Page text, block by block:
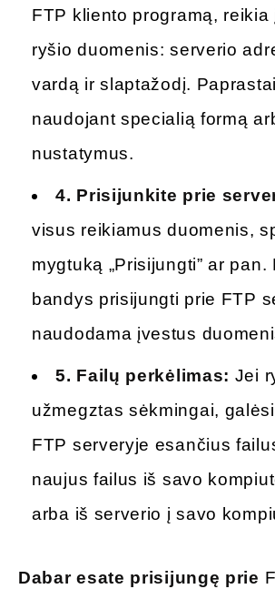
FTP kliento programą,
ryšio duomenis: serverio
vardą ir slaptažodį.
naudojant specialią formą
nustatymus.
4. Prisijunkite prie
visus reikiamus duomenis,
mygtuką „Prisijungti” ar pan.
bandys prisijungti prie FTP
naudodama įvestus
5. Failų perkėlimas: Jei
užmegztas sėkmingai,
FTP serveryje esančius
naujus failus iš savo
arba iš serverio į savo
Dabar esate prisijungę prie